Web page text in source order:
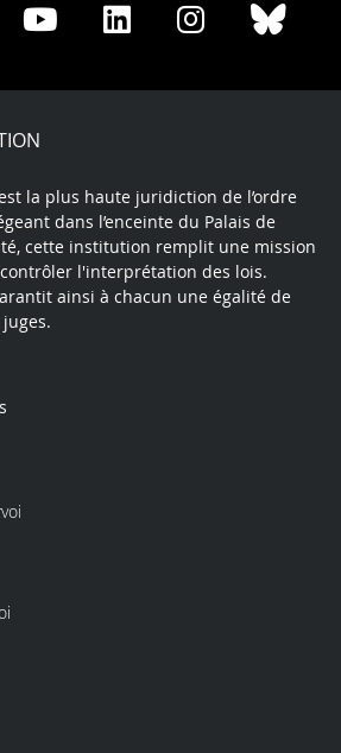
Share
Youtube
Share
LinkedIn
Share
Instagram
la plus haute juridiction de l’ordre
dans l’enceinte du Palais de
cette institution remplit une mission
l'interprétation des lois.
ainsi à chacun une égalité de